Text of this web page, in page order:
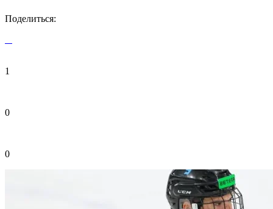
Поделиться:
1
0
0